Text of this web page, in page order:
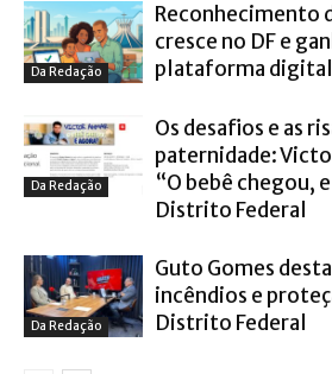
Da Redação
Reconhecimento
cresce no DF e
plataforma digital
Da Redação
Os desafios e as
paternidade:
“O bebê chegou,
Distrito Federal
Da Redação
Guto Gomes
incêndios e
Distrito Federal